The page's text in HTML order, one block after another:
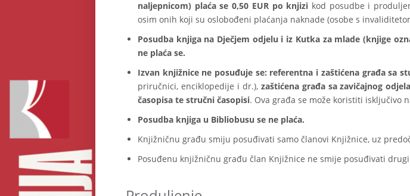
naljepnicom) plaća se 0,50 EUR po knjizi kod posudbe i
osim onih koji su oslobođeni plaćanja naknade (osobe s
Posudba knjiga na Dječjem odjelu i iz Kutka za mlade (knjige
ne plaća se.
Izvan knjižnice ne posuđuje se: referentna i zaštićena građa sa
priručnici, enciklopedije i dr.), zaštićena građa sa zavičajnog
časopisa te stručni časopisi. Ova građa se može koristiti isključivo
Posudba knjiga u Bibliobusu se ne plaća.
Knjižničnu građu smiju posuđivati samo članovi Knjižnice, uz
Posuđenu knjižničnu građu član Knjižnice ne smije posuđivati